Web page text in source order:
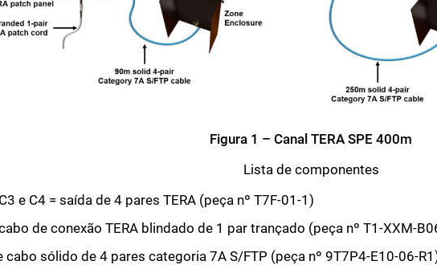
Figura 1 – Canal TERA SPE 400m
Lista de componentes
e C4 = saída de 4 pares TERA (peça nº T7F-01-1)
de conexão TERA blindado de 1 par trançado (peça nº T1-XXM-
cabo sólido de 4 pares categoria 7A S/FTP (peça nº 9T7P4-E10-06-